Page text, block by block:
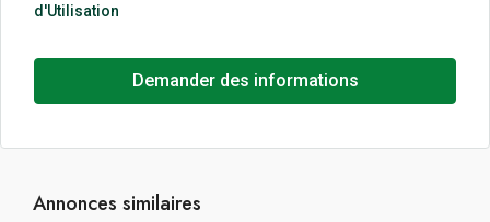
d'Utilisation
Demander des informations
Annonces similaires